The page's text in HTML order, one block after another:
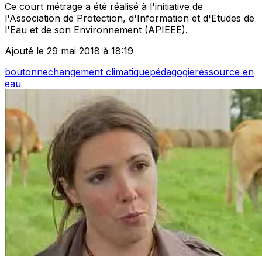
Ce court métrage a été réalisé à l'initiative de
l'Association de Protection, d'Information et d'Etudes de
l'Eau et de son Environnement (APIEEE).
Ajouté le 29 mai 2018 à 18:19
boutonnechangement climatiquepédagogieressource en
eau